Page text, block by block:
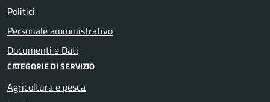
Politici
Personale amministrativo
Documenti e Dati
CATEGORIE DI SERVIZIO
Agricoltura e pesca